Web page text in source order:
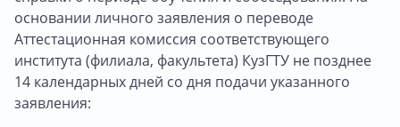
основании личного заявления о переводе
Аттестационная комиссия соответствующего
института (филиала, факультета) КузГТУ не позднее
14 календарных дней со дня подачи указанного
заявления: